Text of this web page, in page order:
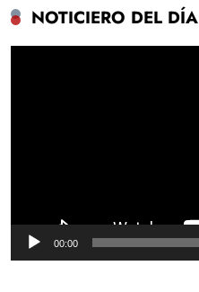
NOTICIERO DEL DÍA
00:00